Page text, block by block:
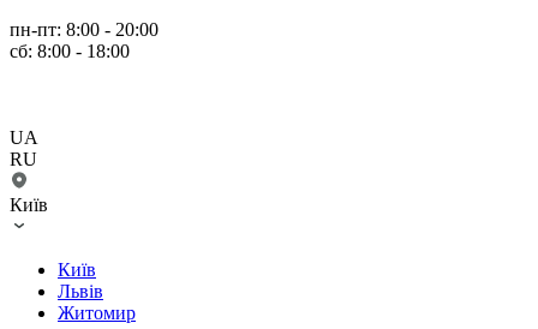
пн-пт: 8:00 - 20:00
сб: 8:00 - 18:00
UA
RU
Київ
Київ
Львів
Житомир